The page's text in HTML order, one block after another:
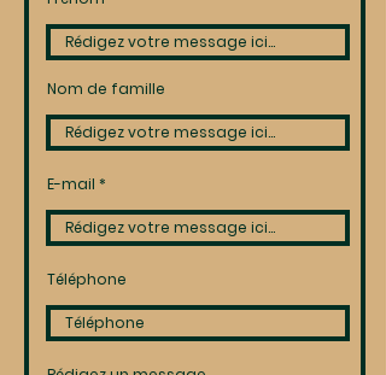
Nom de famille
E-mail
Téléphone